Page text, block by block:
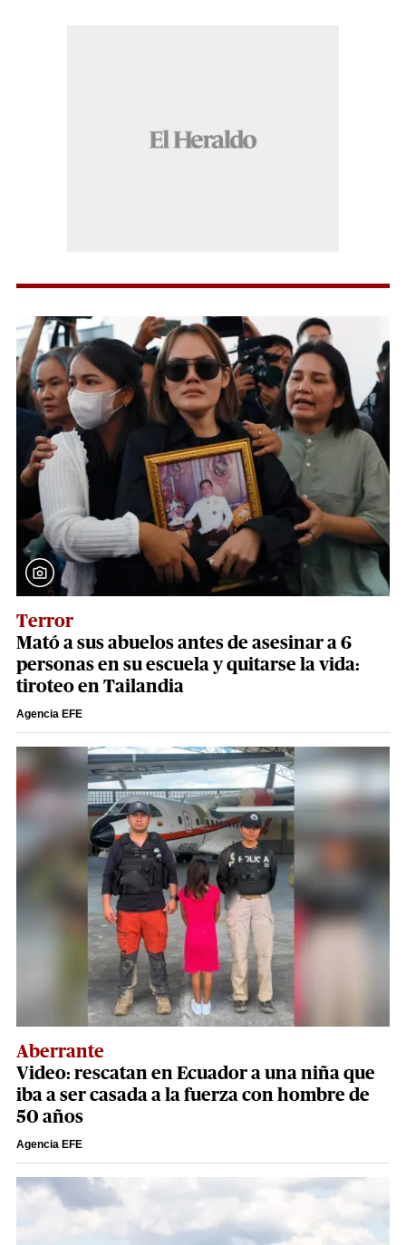
Terror
Mató a sus abuelos antes de asesinar a 6
personas en su escuela y quitarse la vida:
tiroteo en Tailandia
Agencia EFE
Aberrante
Video: rescatan en Ecuador a una niña que
iba a ser casada a la fuerza con hombre de
50 años
Agencia EFE